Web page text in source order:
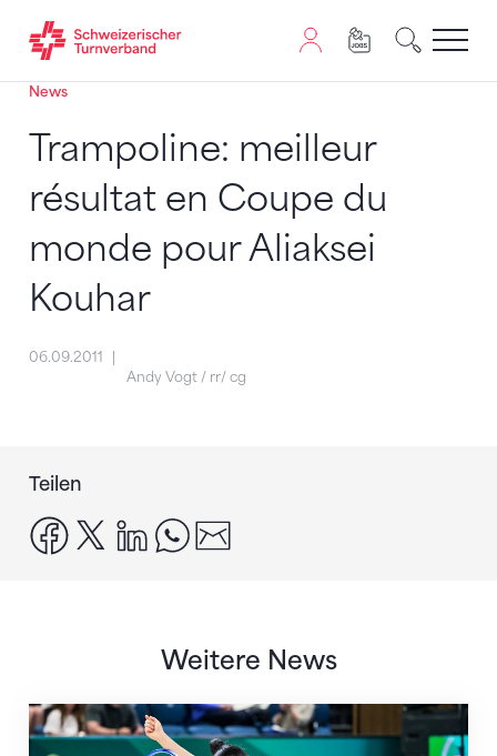
Zum Inhalt springen
Zur Sitemap navigieren
Zum Navigieren dieser Seite wird JavaScript benötigt.
News
Trampoline: meilleur
résultat en Coupe du
monde pour Aliaksei
Kouhar
06.09.2011
Andy Vogt / rr/ cg
Teilen
facebook
x linkedinwhatsapp
Weitere News
Nächster Halt: Weltmeisterschaft